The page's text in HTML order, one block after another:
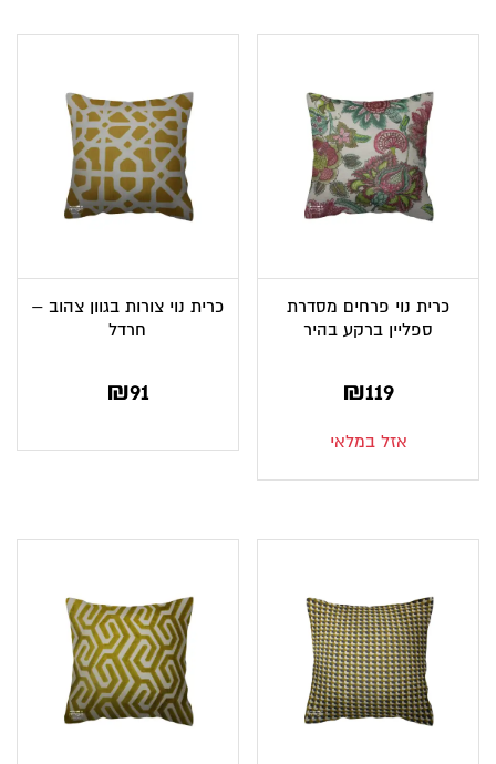
כרית נוי פרחים מסדרת
ספליין ברקע בהיר
₪119
אזל במלאי
כרית נוי צורות בגוון צהוב –
חרדל
₪91